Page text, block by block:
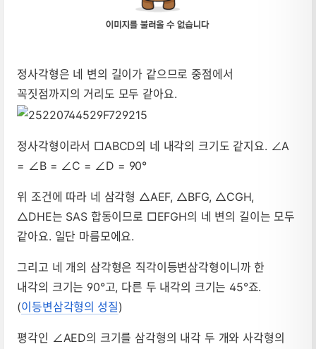
정사각형은 네 변의 길이가 같으므로 중점에서
꼭짓점까지의 거리도 모두 같아요.
정사각형이라서 □ABCD의 네 내각의 크기도 같지요. ∠A
= ∠B = ∠C = ∠D = 90°
위 조건에 따라 네 삼각형 △AEF, △BFG, △CGH,
△DHE는 SAS 합동이므로 □EFGH의 네 변의 길이는 모두
같아요. 일단 마름모에요.
그리고 네 개의 삼각형은 직각이등변삼각형이니까 한
내각의 크기는 90°고, 다른 두 내각의 크기는 45°죠.
(이등변삼각형의 성질)
평각인 ∠AED의 크기를 삼각형의 내각 두 개와 사각형의